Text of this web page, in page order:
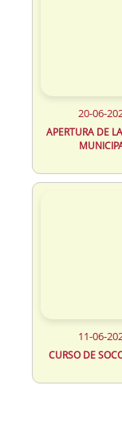
20-06-
APERTURA DE
11-06-
CURSO DE